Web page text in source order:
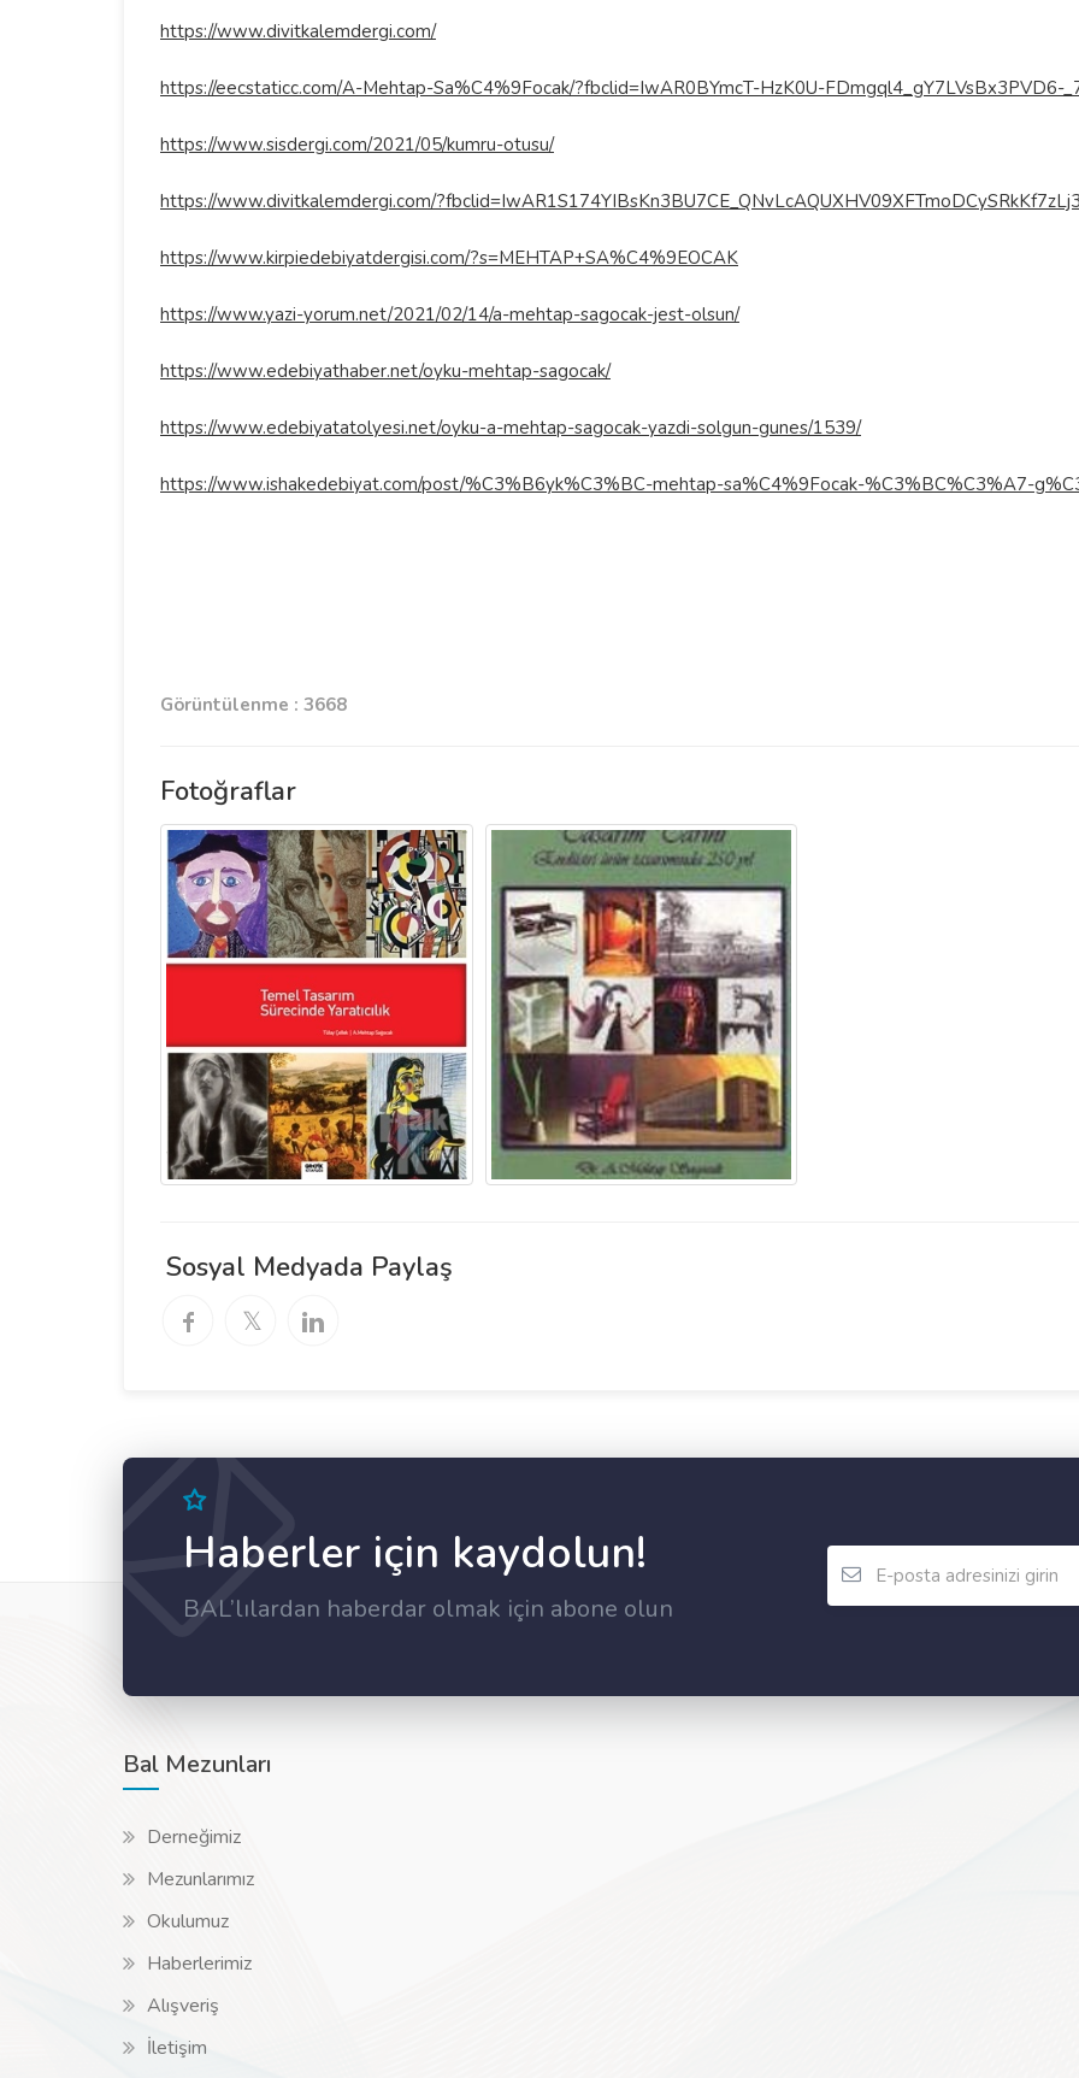
https://www.divitkalemdergi.com/
https://eecstaticc.com/A-Mehtap-Sa%C4%9Focak/?fbclid=IwAR0BYmcT-HzK0U-FDmgql4_gY7LVsBx3PVD6-
https://www.sisdergi.com/2021/05/kumru-otusu/
https://www.divitkalemdergi.com/
https://www.kirpiedebiyatdergisi.com/?s=MEHTAP+SA%C4%9EOCAK
https://www.yazi-yorum.net/2021/02/14/a-mehtap-sagocak-jest-olsun/
https://www.edebiyathaber.net/oyku-mehtap-sagocak/
https://www.edebiyatatolyesi.net/oyku-a-mehtap-sagocak-yazdi-solgun-gunes/1539/
https://www.ishakedebiyat.com/post/%C3%B6yk%C3%BC-mehtap-sa%C4%9Focak-%C3%BC%C3%A7-
Görüntülenme : 3668
Fotoğraflar
Sosyal Medyada Paylaş
Haberler için kaydolun!
BAL’lılardan haberdar olmak için abone olun
Bal Mezunları
Derneğimiz
Mezunlarımız
Okulumuz
Haberlerimiz
Alışveriş
İletişim